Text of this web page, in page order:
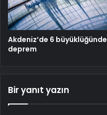
Akdeniz’de 6 büyüklüğünde
deprem
Bir yanıt yazın